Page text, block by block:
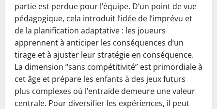
partie est perdue pour l’équipe. D’un point de vue
pédagogique, cela introduit l’idée de l’imprévu et
de la planification adaptative : les joueurs
apprennent à anticiper les conséquences d’un
tirage et à ajuster leur stratégie en conséquence.
La dimension “sans compétitivité” est primordiale à
cet âge et prépare les enfants à des jeux futurs
plus complexes où l’entraide demeure une valeur
centrale. Pour diversifier les expériences, il peut